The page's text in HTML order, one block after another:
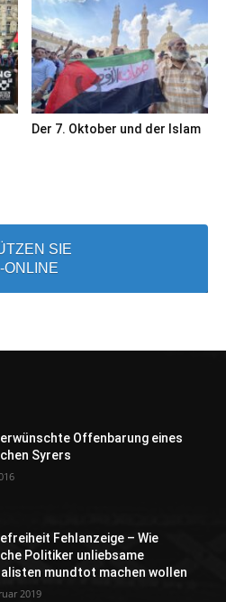
Der 7. Oktober und der Islam
SIE
ONLINE
Offenbarung eines
Syrers
Fehlanzeige – Wie
Politiker unliebsame
mundtot machen wollen
2019